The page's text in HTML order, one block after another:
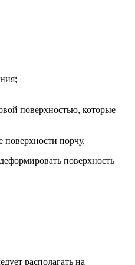
поверхностью, которые
поверхности порчу.
поверхность
располагать на